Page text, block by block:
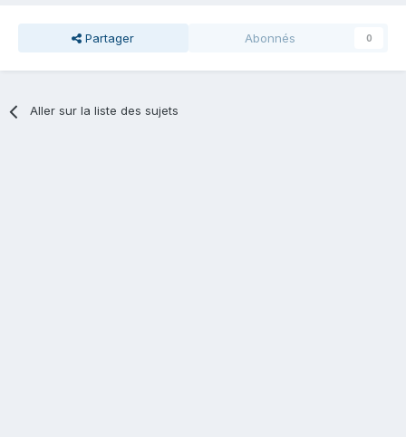
Partager Abonnés 0
Aller sur la liste des sujets